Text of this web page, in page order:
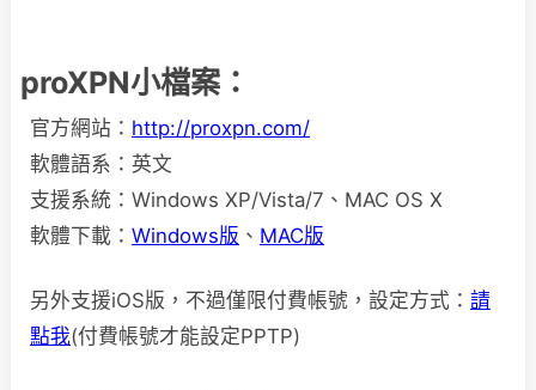
proXPN小檔案：
官方網站： http://proxpn.com/
軟體語系：英文
支援系統：Windows XP/Vista/7、MAC OS X
軟體下載： Windows版 、 MAC版
另外支援iOS版，不過僅限付費帳號，設定方式： 請
點我(付費帳號才能設定PPTP)